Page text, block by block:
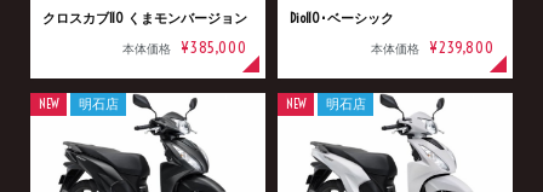
クロスカブ110 くまモンバージョン
本体価格 ¥385,000
Dio110･ベーシック
本体価格 ¥239,800
NEW 明石店 NEW 明石店